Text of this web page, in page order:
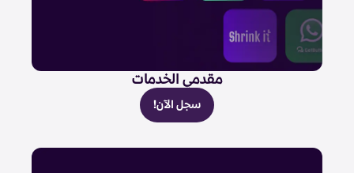
مقدمي الخدمات
سجل الآن!